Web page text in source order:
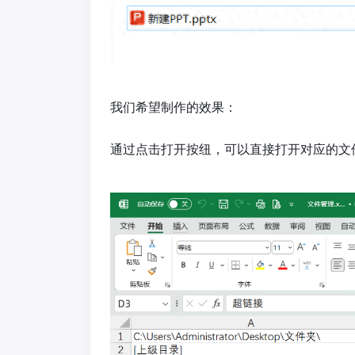
我们希望制作的效果：
通过点击打开按纽，可以直接打开对应的文